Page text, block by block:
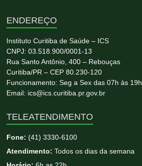
ENDEREÇO
Instituto Curitiba de Saúde – ICS
CNPJ: 03.518.900/0001-13
Rua Santo Antônio, 400 – Rebouças
Curitiba/PR – CEP 80.230-120
Funcionamento: Seg a Sex das 07h às 19h
Email: ics@ics.curitiba.pr.gov.br
TELEATENDIMENTO
Fone:(41) 3330-6100
Atendimento: Todos os dias da semana